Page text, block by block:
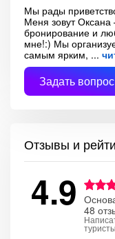
Мы рады
Меня зовут Оксана
бронирование и
мне!:) Мы
самым ярким,
Задать вопрос
Отзывы и
4.9 48